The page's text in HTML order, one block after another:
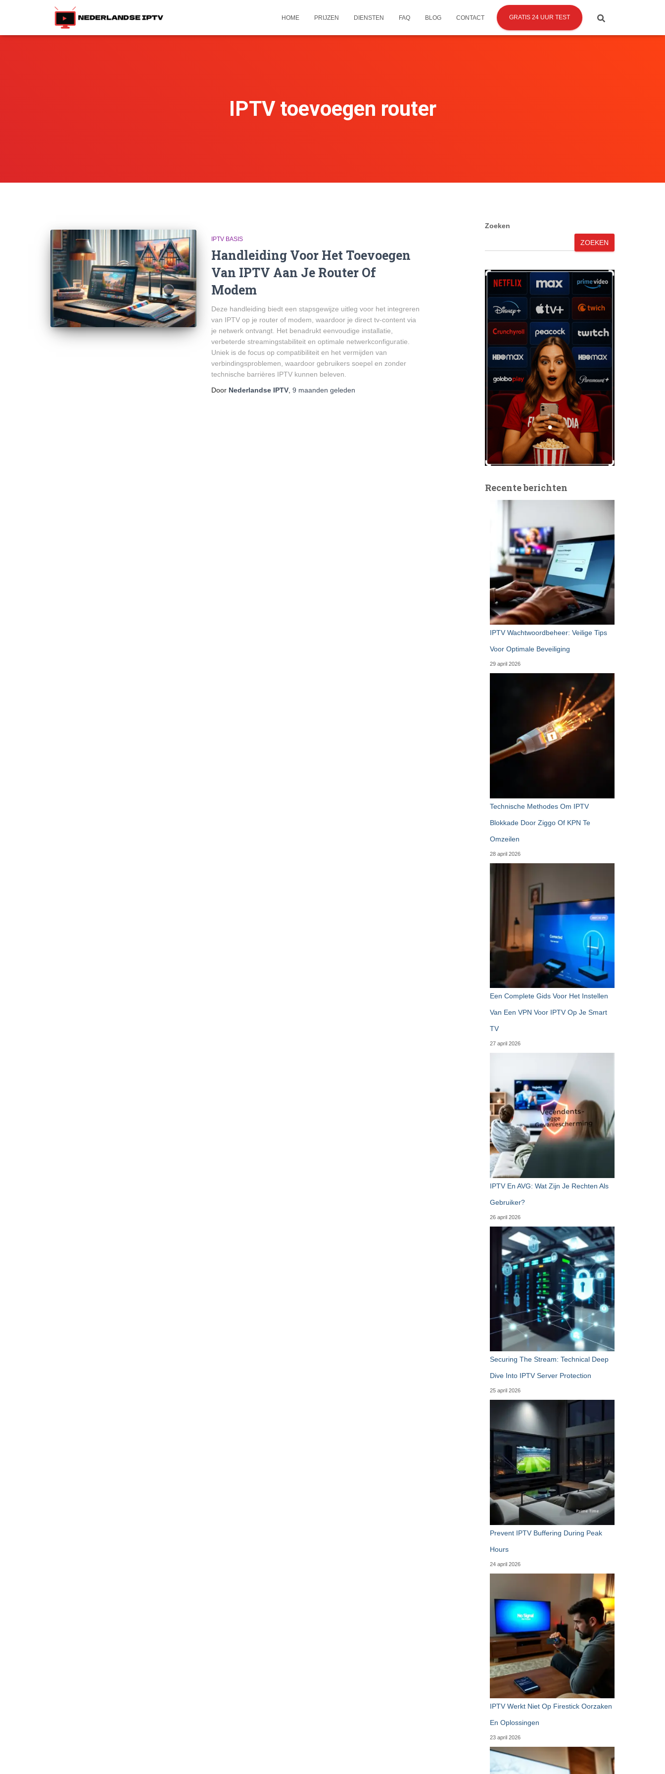
HOME PRIJZEN DIENSTEN FAQ BLOG CONTACT GRATIS 24 UUR TEST
IPTV toevoegen router
IPTV BASIS
Handleiding Voor Het Toevoegen
Van IPTV Aan Je Router Of
Modem
Deze handleiding biedt een stapsgewijze uitleg voor het integreren
van IPTV op je router of modem, waardoor je direct tv-content via
je netwerk ontvangt. Het benadrukt eenvoudige installatie,
verbeterde streamingstabiliteit en optimale netwerkconfiguratie.
Uniek is de focus op compatibiliteit en het vermijden van
verbindingsproblemen, waardoor gebruikers soepel en zonder
technische barrières IPTV kunnen beleven.
Door Nederlandse IPTV 9 maanden geleden
Zoeken
ZOEKEN
Recente berichten
IPTV Wachtwoordbeheer: Veilige Tips
Voor Optimale Beveiliging
29 april 2026
Technische Methodes Om IPTV
Blokkade Door Ziggo Of KPN Te
Omzeilen
28 april 2026
Een Complete Gids Voor Het Instellen
Van Een VPN Voor IPTV Op Je Smart
TV
27 april 2026
IPTV En AVG: Wat Zijn Je Rechten Als
Gebruiker?
26 april 2026
Securing The Stream: Technical Deep
Dive Into IPTV Server Protection
25 april 2026
Prevent IPTV Buffering During Peak
Hours
24 april 2026
IPTV Werkt Niet Op Firestick Oorzaken
En Oplossingen
23 april 2026